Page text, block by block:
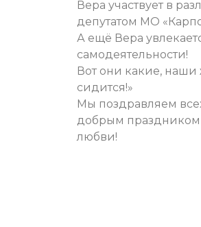
Вера участвует в
депутатом МО
А ещё Вера
самодеятельности!
Вот они какие, наши
сидится!»
Мы поздравляем
добрым праздником
любви!